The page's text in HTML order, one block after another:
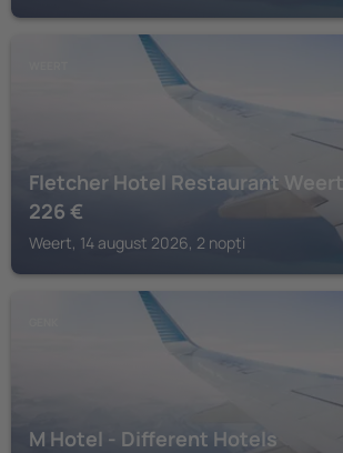
Fletcher Hotel Restaurant Weert
226 €
Weert, 14 august 2026, 2 nopți
M Hotel - Different Hotels